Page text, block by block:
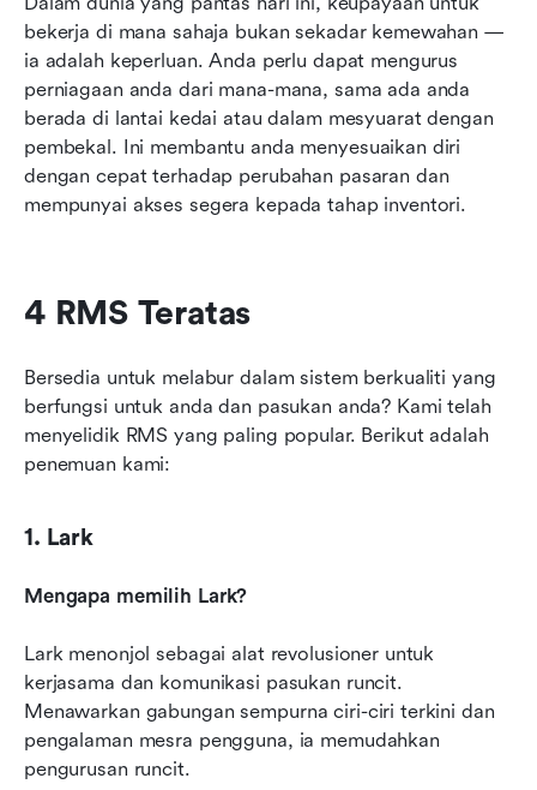
bekerja di mana sahaja bukan sekadar kemewahan —
ia adalah keperluan. Anda perlu dapat mengurus
perniagaan anda dari mana-mana, sama ada anda
berada di lantai kedai atau dalam mesyuarat dengan
pembekal. Ini membantu anda menyesuaikan diri
dengan cepat terhadap perubahan pasaran dan
mempunyai akses segera kepada tahap inventori.
4 RMS Teratas
Bersedia untuk melabur dalam sistem berkualiti yang
berfungsi untuk anda dan pasukan anda? Kami telah
menyelidik RMS yang paling popular. Berikut adalah
penemuan kami:
1. Lark
Mengapa memilih Lark?
Lark menonjol sebagai alat revolusioner untuk
kerjasama dan komunikasi pasukan runcit.
Menawarkan gabungan sempurna ciri-ciri terkini dan
pengalaman mesra pengguna, ia memudahkan
pengurusan runcit.